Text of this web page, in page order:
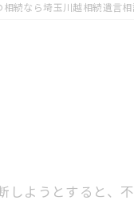
続なら埼玉川越相続遺言
ようとすると、不